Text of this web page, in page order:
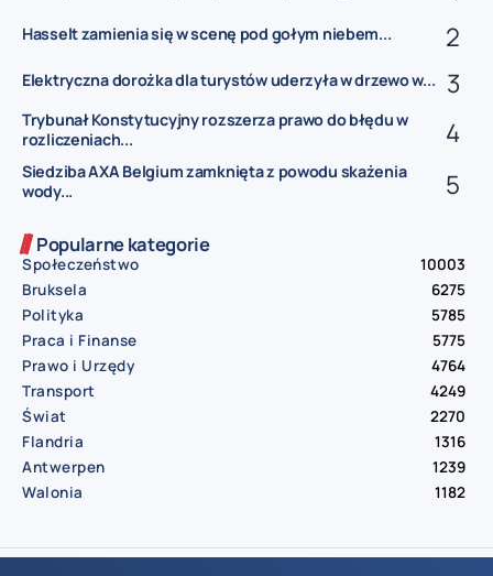
Hasselt zamienia się w scenę pod gołym niebem...
Elektryczna dorożka dla turystów uderzyła w drzewo w...
Trybunał Konstytucyjny rozszerza prawo do błędu w
rozliczeniach...
Siedziba AXA Belgium zamknięta z powodu skażenia
wody...
Popularne kategorie
Społeczeństwo
10003
Bruksela
6275
Polityka
5785
Praca i Finanse
5775
Prawo i Urzędy
4764
Transport
4249
Świat
2270
Flandria
1316
Antwerpen
1239
Walonia
1182